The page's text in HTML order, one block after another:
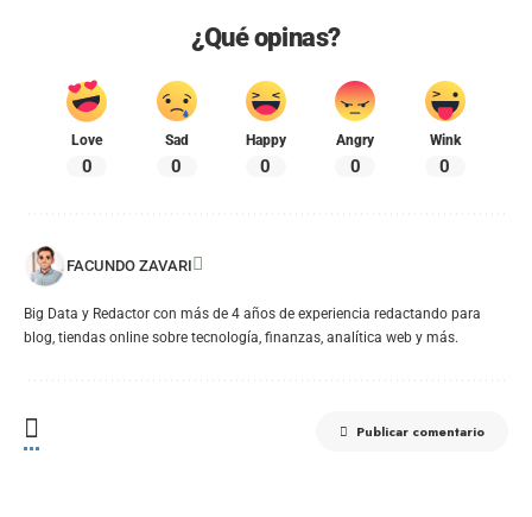
¿Qué opinas?
Love
0
Sad
0
Happy
0
Angry
0
Wink
0
FACUNDO ZAVARI
Big Data y Redactor con más de 4 años de experiencia redactando para
blog, tiendas online sobre tecnología, finanzas, analítica web y más.
Publicar comentario